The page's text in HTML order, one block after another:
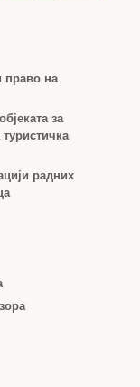
право на
за
радних